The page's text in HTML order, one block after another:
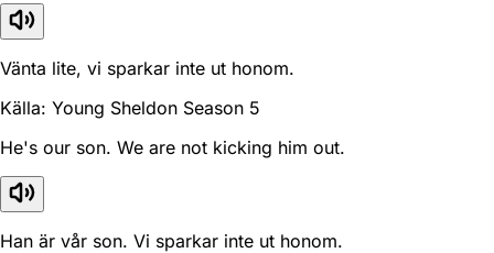
Vänta lite, vi sparkar inte ut honom.
Källa: Young Sheldon Season 5
He's our son. We are not kicking him out.
Han är vår son. Vi sparkar inte ut honom.